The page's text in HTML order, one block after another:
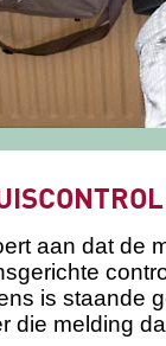
aan dat de
is staande
die melding